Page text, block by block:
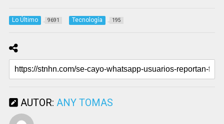
Lo Último 9691 Tecnología 195
AUTOR: ANY TOMAS